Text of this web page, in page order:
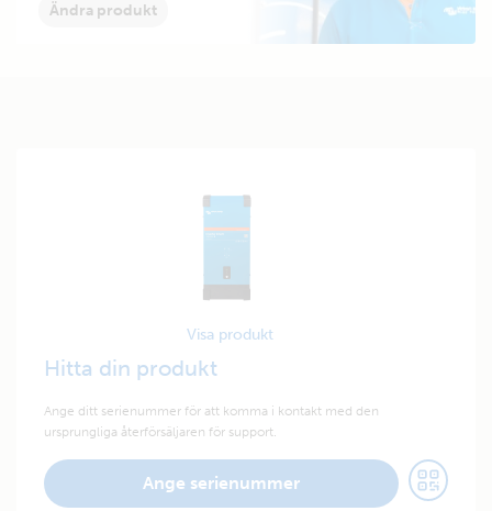
Ändra produkt
Visa produkt
Hitta din produkt
Ange ditt serienummer för att komma i kontakt med den
ursprungliga återförsäljaren för support.
Ange serienummer